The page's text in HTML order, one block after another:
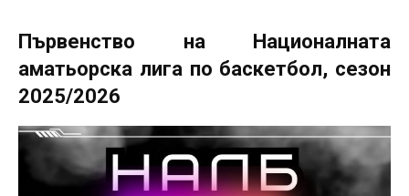
Първенство на Националната
аматьорска лига по баскетбол, сезон
2025/2026